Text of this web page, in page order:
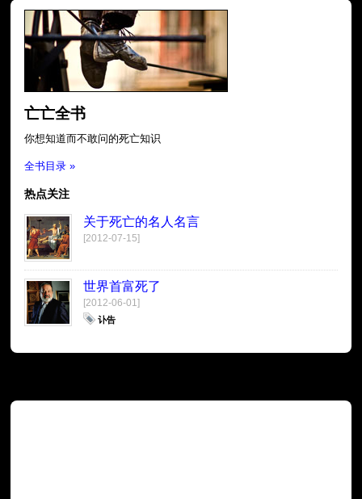
亡亡全书
你想知道而不敢问的死亡知识
全书目录 »
热点关注
关于死亡的名人名言
[2012-07-15]
世界首富死了
[2012-06-01]
讣告